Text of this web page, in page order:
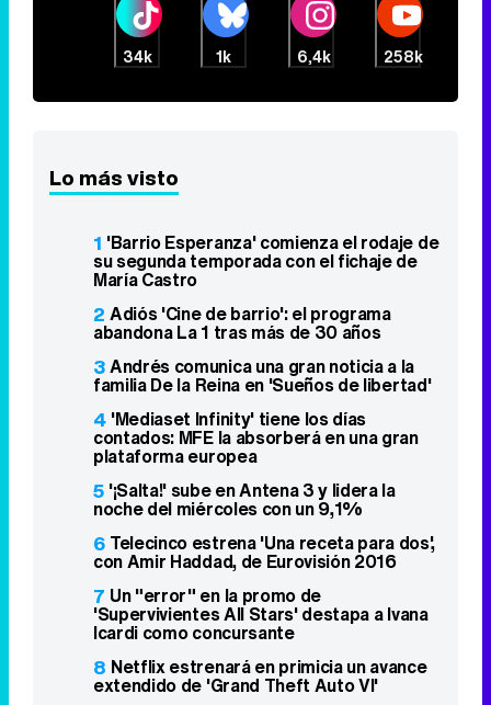
34k 1k 6,4k 258k
Lo más visto
1 'Barrio Esperanza' comienza el rodaje de
su segunda temporada con el fichaje de
María Castro
2 Adiós 'Cine de barrio': el programa
abandona La 1 tras más de 30 años
3Andrés comunica una gran noticia a la
familia De la Reina en 'Sueños de libertad'
4 'Mediaset Infinity' tiene los días
contados: MFE la absorberá en una gran
plataforma europea
5 '¡Salta!' sube en Antena 3 y lidera la
noche del miércoles con un 9,1%
6 Telecinco estrena 'Una receta para dos',
con Amir Haddad, de Eurovisión 2016
7 Un "error" en la promo de
'Supervivientes All Stars' destapa a Ivana
Icardi como concursante
8 Netflix estrenará en primicia un avance
extendido de 'Grand Theft Auto VI'